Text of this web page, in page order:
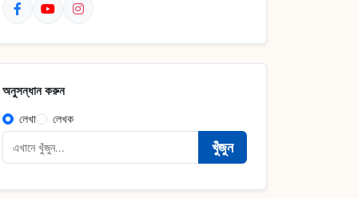
অনুসন্ধান করুন
লেখা লেখক
খুঁজুন